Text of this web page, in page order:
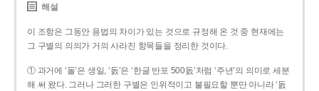
해설
이 조항은 그동안 용법의 차이가 있는 것으로 규정해 온 것 중 현재에는
그 구별의 의의가 거의 사라진 항목들을 정리한 것이다.
① 과거에 ‘돌’은 생일, ‘돐’은 ‘한글 반포 500돐’처럼 ‘주년’의 의미로 세분
해 써 왔다. 그러나 그러한 구별은 인위적이고 불필요할 뿐만 아니라 ‘돐